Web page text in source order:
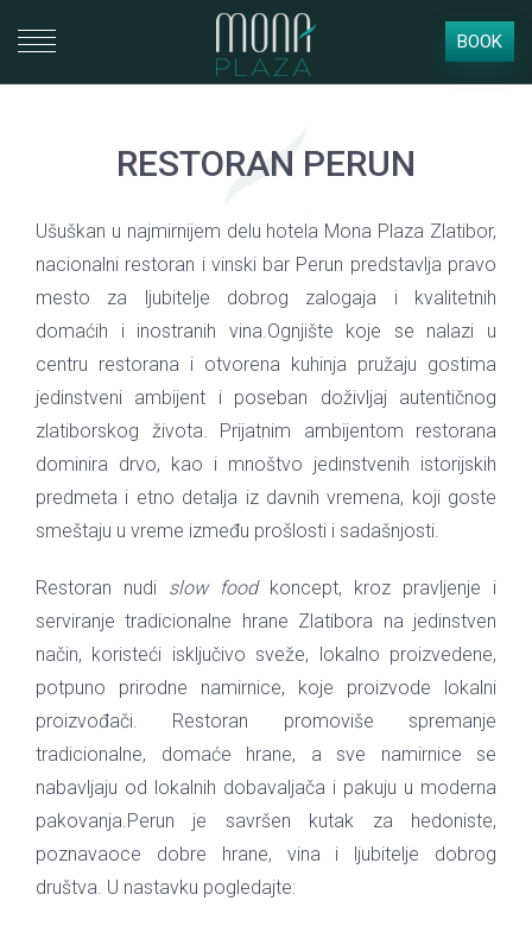
BOOK
RESTORAN PERUN
Ušuškan u najmirnijem delu hotela Mona Plaza Zlatibor,
nacionalni restoran i vinski bar Perun predstavlja pravo
mesto za ljubitelje dobrog zalogaja i kvalitetnih
domaćih i inostranih vina.Ognjište koje se nalazi u
centru restorana i otvorena kuhinja pružaju gostima
jedinstveni ambijent i poseban doživljaj autentičnog
zlatiborskog života. Prijatnim ambijentom restorana
dominira drvo, kao i mnoštvo jedinstvenih istorijskih
predmeta i etno detalja iz davnih vremena, koji goste
smeštaju u vreme između prošlosti i sadašnjosti.
Restoran nudi slow foodkoncept, kroz pravljenje i
serviranje tradicionalne hrane Zlatibora na jedinstven
način, koristeći isključivo sveže, lokalno proizvedene,
potpuno prirodne namirnice, koje proizvode lokalni
proizvođači. Restoran promoviše spremanje
tradicionalne, domaće hrane, a sve namirnice se
nabavljaju od lokalnih dobavaljača i pakuju u moderna
pakovanja.Perun je savršen kutak za hedoniste,
poznavaoce dobre hrane, vina i ljubitelje dobrog
društva. U nastavku pogledajte: